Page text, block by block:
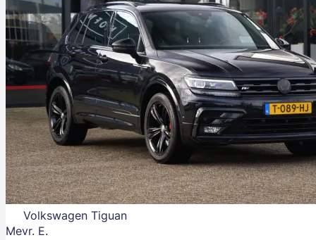
Volkswagen Tiguan
Mevr. E.